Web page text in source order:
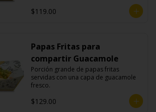
$119.00
Papas Fritas para
compartir Guacamole
Porción grande de papas fritas
servidas con una capa de guacamole
fresco.
$129.00